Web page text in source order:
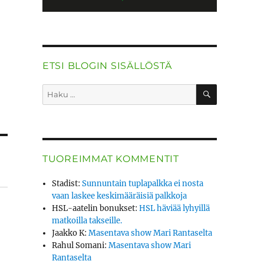
ETSI BLOGIN SISÄLLÖSTÄ
Etsi: HAKU
TUOREIMMAT KOMMENTIT
Stadist:Sunnuntain tuplapalkka ei nosta
vaan laskee keskimääräisiä palkkoja
HSL-aatelin bonukset:HSL häviää lyhyillä
matkoilla takseille.
Jaakko K:Masentava show Mari Rantaselta
Rahul Somani:Masentava show Mari
Rantaselta